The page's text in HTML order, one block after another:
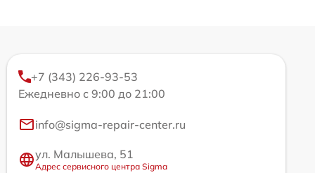
+7 (343) 226-93-53
Ежедневно с 9:00 до 21:00
info@sigma-repair-center.ru
ул. Малышева, 51
Адрес сервисного центра Sigma